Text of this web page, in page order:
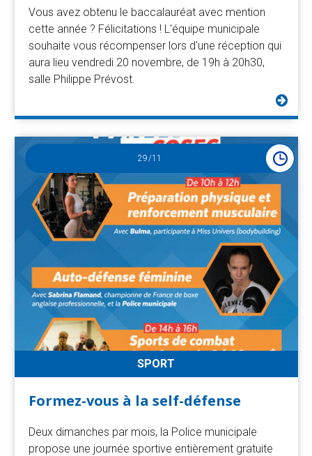
Vous avez obtenu le baccalauréat avec mention
cette année ? Félicitations ! L'équipe municipale
souhaite vous récompenser lors d'une réception qui
aura lieu vendredi 20 novembre, de 19h à 20h30,
salle Philippe Prévost.
29/11
SPORT
Formez-vous à la self-défense
Deux dimanches par mois, la Police municipale
propose une journée sportive entièrement gratuite